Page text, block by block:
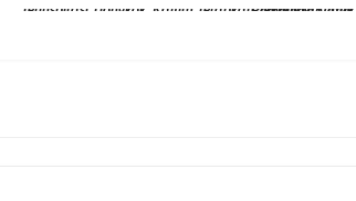
Terinspirasi Tiongkok, Kaltim Terapkan Teknologi Untuk Pembinaan Atlet